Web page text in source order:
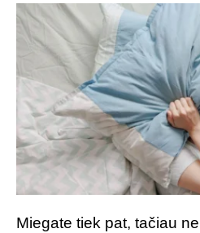
Miegate tiek pat, tačiau